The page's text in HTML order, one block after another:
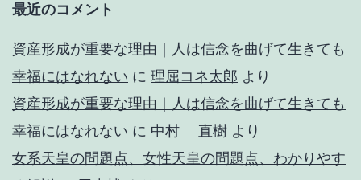
最近のコメント
資産形成が重要な理由｜人は信念を曲げて生きても
幸福にはなれない に 理屈コネ太郎 より
資産形成が重要な理由｜人は信念を曲げて生きても
幸福にはなれない に 中村 直樹 より
女系天皇の問題点、女性天皇の問題点、わかりやす